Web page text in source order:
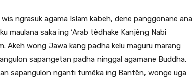
ngrasuk agama Islam kabeh, dene panggonane ana
maulana saka ing ‘Arab têdhake Kanjêng Nabi
Akeh wong Jawa kang padha kelu maguru marang
sapangetan padha ninggal agamane Buddha,
sapangulon nganti tumêka ing Bantên, wonge uga